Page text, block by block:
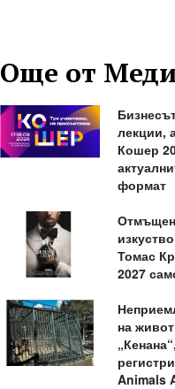
Още от
лекции,
Кошер
формат
Томас
2027
на
Animals